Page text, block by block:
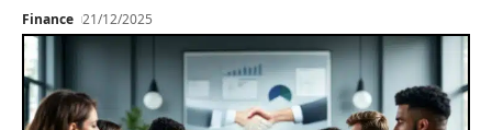
Finance 21/12/2025